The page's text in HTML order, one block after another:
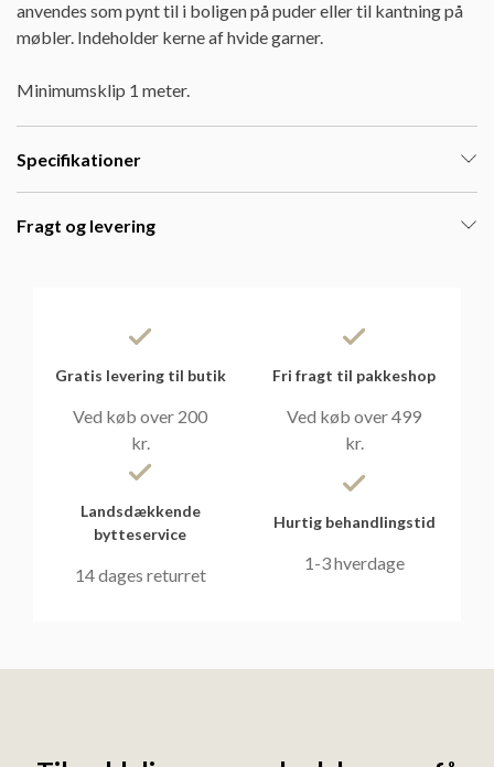
anvendes som pynt til i boligen på puder eller til kantning på
møbler. Indeholder kerne af hvide garner.
Minimumsklip 1 meter.
Specifikationer
Fragt og levering
Gratis levering til butik
Ved køb over 200
kr.
Fri fragt til pakkeshop
Ved køb over 499
kr.
Landsdækkende
bytteservice
14 dages returret
Hurtig behandlingstid
1-3 hverdage